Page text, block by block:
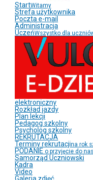
StartWitamy
Strefa użytkownika
Poczta e-mail
Administracja
UczeńWszystko dla
elektroniczny
Rozkład jazdy
Plan lekcji
Pedagog szkolny
Psycholog szkolny
REKRUTACJA
Terminy rekrutacjina rok
PODANIE o przyjęcie do
Samorząd Uczniowski
Kadra
Video
Galeria zdjęć